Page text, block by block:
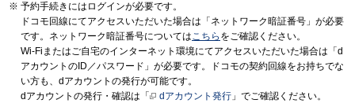
予約手続きにはログインが必要です。
ドコモ回線にてアクセスいただいた場合は「ネットワーク暗証番号」が必要
です。ネットワーク暗証番号についてはこちら をご確認ください。
Wi-Fiまたはご自宅のインターネット環境にてアクセスいただいた場合は「d
アカウントのID／パスワード」が必要です。ドコモの契約回線をお持ちでな
い方も、dアカウントの発行が可能です。
dアカウントの発行・確認は「
dアカウント発行 」でご確認ください。